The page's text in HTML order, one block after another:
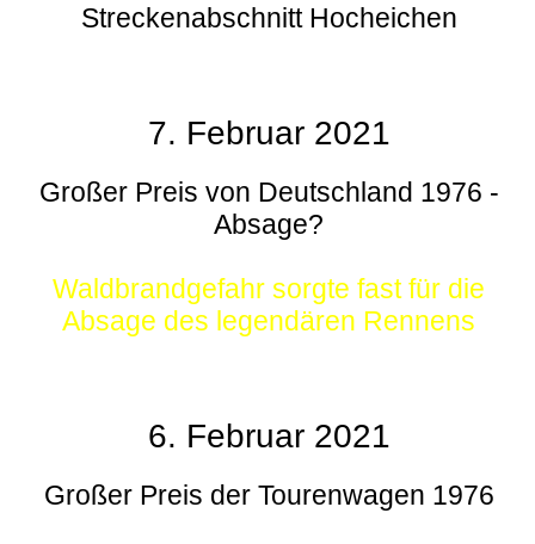
Streckenabschnitt Hocheichen
7. Februar 2021
Großer Preis von Deutschland 1976 -
Absage?
Waldbrandgefahr sorgte fast für die
Absage des legendären Rennens
6. Februar 2021
Großer Preis der Tourenwagen 1976